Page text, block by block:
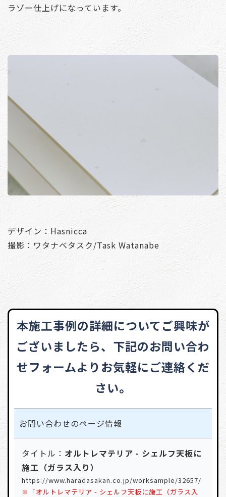
ラゾー仕上げになっています。
デザイン：Hasnicca
撮影：ワタナベタスク/Task Watanabe
本施工事例の詳細についてご興味が
ございましたら、 下記のお問い合わ
せフォームよりお気軽にご連絡くだ
さい。
お問い合わせのページ情報
タイトル： オルトレマテリア - シェルフ天板に
施工（ガラス入り）
https://www.haradasakan.co.jp/worksample/32657/
※「オルトレマテリア - シェルフ天板に施工（ガラス入